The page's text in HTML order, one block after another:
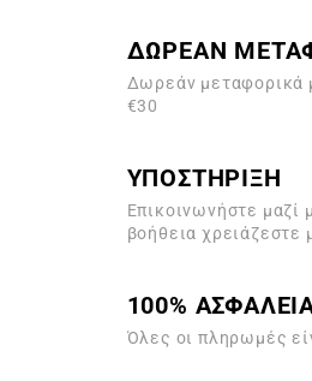
ΔΩΡΕΑΝ
Δωρεάν μεταφορικά
€30
ΥΠΟΣΤΗΡΙΞΗ
Επικοινωνήστε μαζί
βοήθεια χρειάζεστε
100%
Όλες οι πληρωμές